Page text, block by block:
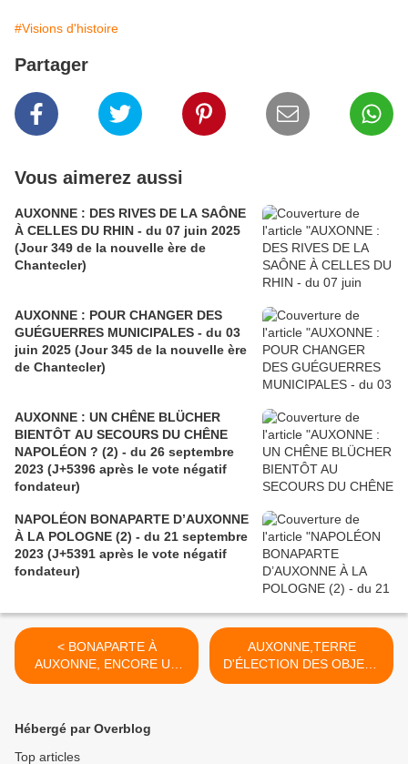
#Visions d'histoire
Partager
Vous aimerez aussi
AUXONNE : DES RIVES DE LA SAÔNE
À CELLES DU RHIN - du 07 juin 2025
(Jour 349 de la nouvelle ère de
Chantecler)
AUXONNE : POUR CHANGER DES
GUÉGUERRES MUNICIPALES - du 03
juin 2025 (Jour 345 de la nouvelle ère
de Chantecler)
AUXONNE : UN CHÊNE BLÜCHER
BIENTÔT AU SECOURS DU CHÊNE
NAPOLÉON ? (2) - du 26 septembre
2023 (J+5396 après le vote négatif
fondateur)
NAPOLÉON BONAPARTE D’AUXONNE
À LA POLOGNE (2) - du 21 septembre
2023 (J+5391 après le vote négatif
fondateur)
< BONAPARTE À
AUXONNE, ENCORE UN
SCOOP SUR FACEBOOK -
fondateur)
AUXONNE,TERRE
D'ÉLECTION DES OBJETS
NAPOLÉONIENS
Hébergé par Overblog
Top articles